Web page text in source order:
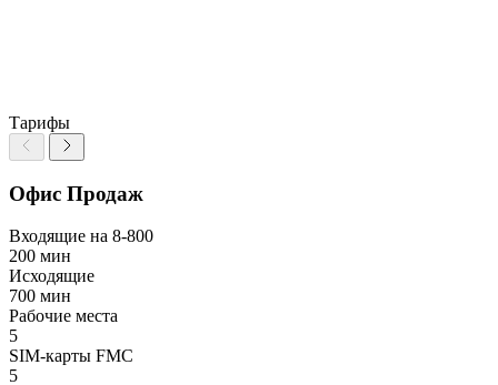
Тарифы
Офис Продаж
Входящие на 8-800
200 мин
Исходящие
700 мин
Рабочие места
5
SIM-карты FMC
5